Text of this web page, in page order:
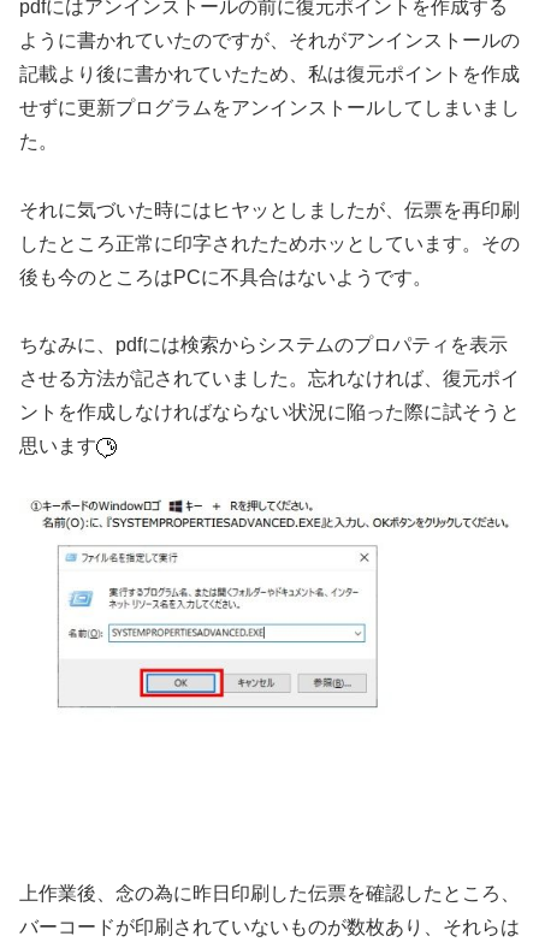
pdfにはアンインストールの前に復元ポイントを作成する
ように書かれていたのですが、それがアンインストールの
記載より後に書かれていたため、私は復元ポイントを作成
せずに更新プログラムをアンインストールしてしまいまし
た。
それに気づいた時にはヒヤッとしましたが、伝票を再印刷
したところ正常に印字されたためホッとしています。その
後も今のところはPCに不具合はないようです。
ちなみに、pdfには検索からシステムのプロパティを表示
させる方法が記されていました。忘れなければ、復元ポイ
ントを作成しなければならない状況に陥った際に試そうと
思います
上作業後、念の為に昨日印刷した伝票を確認したところ、
バーコードが印刷されていないものが数枚あり、それらは